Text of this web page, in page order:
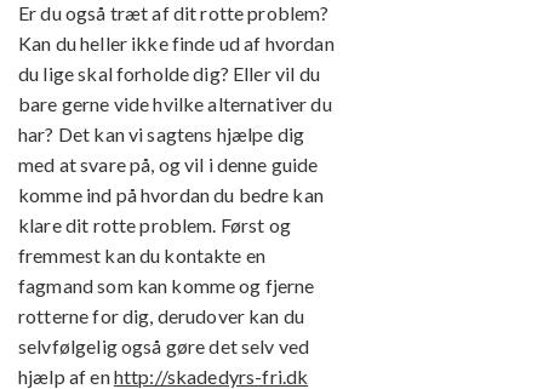
Er du også træt af dit rotte problem?
Kan du heller ikke finde ud af hvordan
du lige skal forholde dig? Eller vil du
bare gerne vide hvilke alternativer du
har? Det kan vi sagtens hjælpe dig
med at svare på, og vil i denne guide
komme ind på hvordan du bedre kan
klare dit rotte problem. Først og
fremmest kan du kontakte en
fagmand som kan komme og fjerne
rotterne for dig, derudover kan du
selvfølgelig også gøre det selv ved
hjælp af enhttp://skadedyrs-fri.dk